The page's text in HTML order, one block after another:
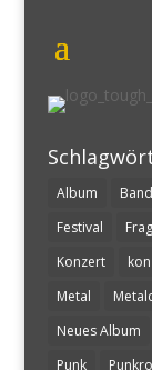
Album Band
Festival
Konzert
Metal
Neues Album
Punk